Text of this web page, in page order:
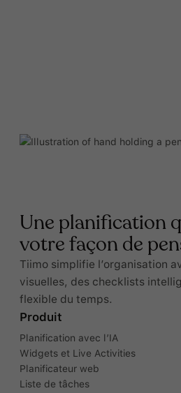
Une planification
votre façon de
Tiimo simplifie l’organisation
visuelles, des checklists
flexible du temps.
Produit
Planification avec l’IA
Widgets et Live Activities
Planificateur web
Liste de tâches